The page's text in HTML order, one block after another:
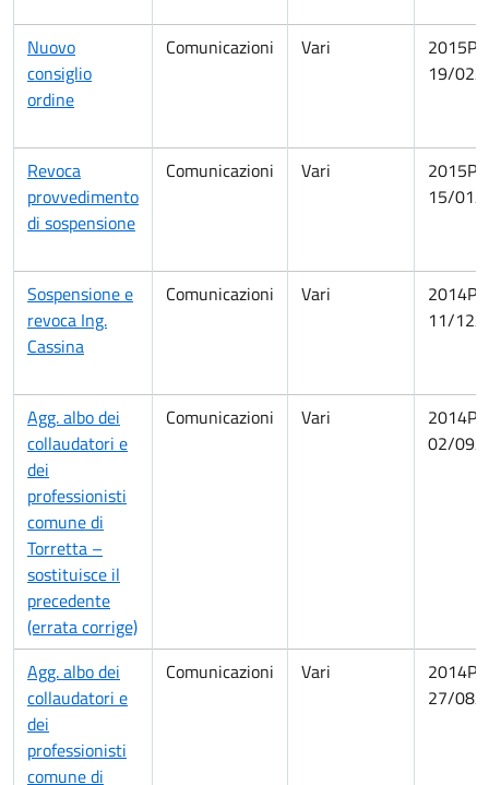
Nuovo
consiglio
ordine
Comunicazioni Vari
19/02/
Revoca
provvedimento
di sospensione
Comunicazioni Vari
15/01/
Sospensione e
revoca Ing.
Cassina
Comunicazioni Vari
11/12/
Agg. albo dei
collaudatori e
dei
professionisti
comune di
Torretta –
sostituisce il
precedente
(errata corrige)
Comunicazioni Vari
02/09/
Agg. albo dei
collaudatori e
dei
professionisti
comune di
Comunicazioni Vari
27/08/